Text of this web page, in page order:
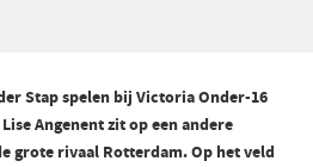
Stap spelen bij Victoria Onder-16
Angenent zit op een andere
grote rivaal Rotterdam.Op het veld